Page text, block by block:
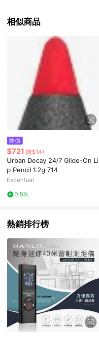
相似商品
降價
$721 (降$14)
Urban Decay 24/7 Glide-On Li
p Pencil 1.2g 714
Escentual
0.5%
熱銷排行榜